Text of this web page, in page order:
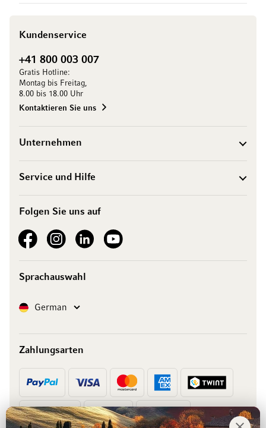
Kundenservice
+41 800 003 007
Gratis Hotline:
Montag bis Freitag,
8.00 bis 18.00 Uhr
Kontaktieren Sie uns
Unternehmen
Service und Hilfe
Folgen Sie uns auf
See our FacebookSee our Instagram account
See our LinkedInSee our YouTube channel
Sprachauswahl
SpracheGerman
Zahlungsarten
Vorkasse Rechnung